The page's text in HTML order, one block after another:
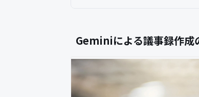
Geminiによる議事録作成